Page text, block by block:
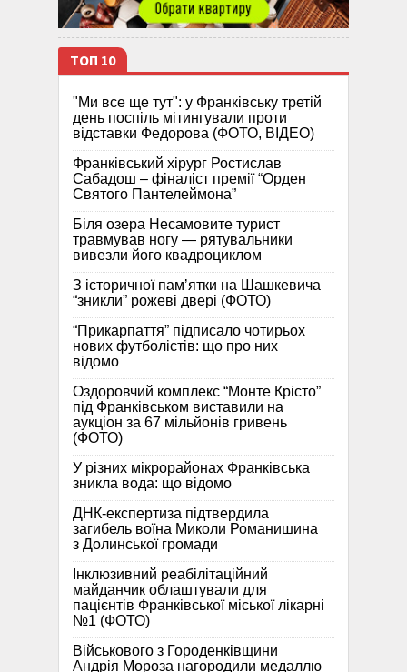
ТОП 10
"Ми все ще тут": у Франківську третій
день поспіль мітингували проти
відставки Федорова (ФОТО, ВІДЕО)
Франківський хірург Ростислав
Сабадош – фіналіст премії “Орден
Святого Пантелеймона”
Біля озера Несамовите турист
травмував ногу — рятувальники
вивезли його квадроциклом
З історичної памʼятки на Шашкевича
“зникли” рожеві двері (ФОТО)
“Прикарпаття” підписало чотирьох
нових футболістів: що про них
відомо
Оздоровчий комплекс “Монте Крісто”
під Франківськом виставили на
аукціон за 67 мільйонів гривень
(ФОТО)
У різних мікрорайонах Франківська
зникла вода: що відомо
ДНК-експертиза підтвердила
загибель воїна Миколи Романишина
з Долинської громади
Інклюзивний реабілітаційний
майданчик облаштували для
пацієнтів Франківської міської лікарні
№1 (ФОТО)
Військового з Городенківщини
Андрія Мороза нагородили медаллю